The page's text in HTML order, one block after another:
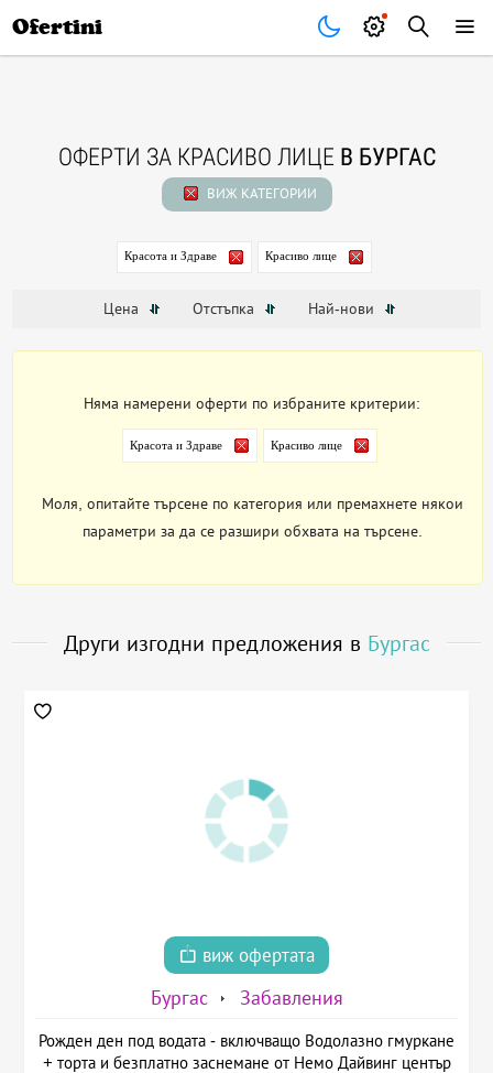
Ofertini
ОФЕРТИ ЗА КРАСИВО ЛИЦЕ В БУРГАС
ВИЖ КАТЕГОРИИ
Красота и Здраве Красиво лице
Цена Отстъпка Най-нови
Няма намерени оферти по избраните критерии:
Красота и Здраве Красиво лице
Моля, опитайте търсене по категория или премахнете някои
параметри за да се разшири обхвата на търсене.
Други изгодни предложения в Бургас
виж офертата
Бургас Забавления
Рожден ден под водата - включващо Водолазно гмуркане
+ торта и безплатно заснемане от Немо Дайвинг център